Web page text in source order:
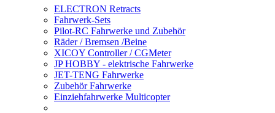
ELECTRON Retracts
Fahrwerk-Sets
Pilot-RC Fahrwerke und Zubehör
Räder / Bremsen /Beine
XICOY Controller / CGMeter
JP HOBBY - elektrische Fahrwerke
JET-TENG Fahrwerke
Zubehör Fahrwerke
Einziehfahrwerke Multicopter